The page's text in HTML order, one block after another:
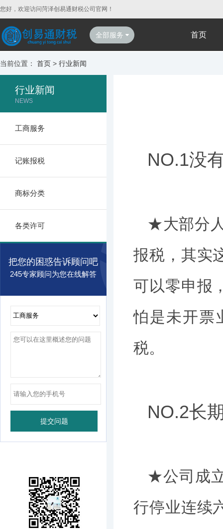
您好，欢迎访问菏泽创易通财税公司官网！
全部服务 首页
当前位置： 首页 > 行业新闻
行业新闻
NEWS
工商服务
记账报税
商标分类
各类许可
把您的困惑告诉顾问吧
245专家顾问为您在线解答
NO.1没
★大部分
报税，其实
可以零申报
怕是未开票
税。
NO.2长
★公司成
行停业连续